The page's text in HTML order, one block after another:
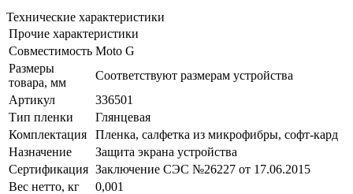
Технические характеристики
Прочие характеристики
Совместимость Moto G
Размеры
товара, мм
Соответствуют размерам устройства
Артикул
336501
Тип пленки
Глянцевая
Комплектация
Пленка, салфетка из микрофибры, софт-кард
Назначение
Защита экрана устройства
Сертификация Заключение СЭС №26227 от 17.06.2015
Вес нетто, кг
0,001